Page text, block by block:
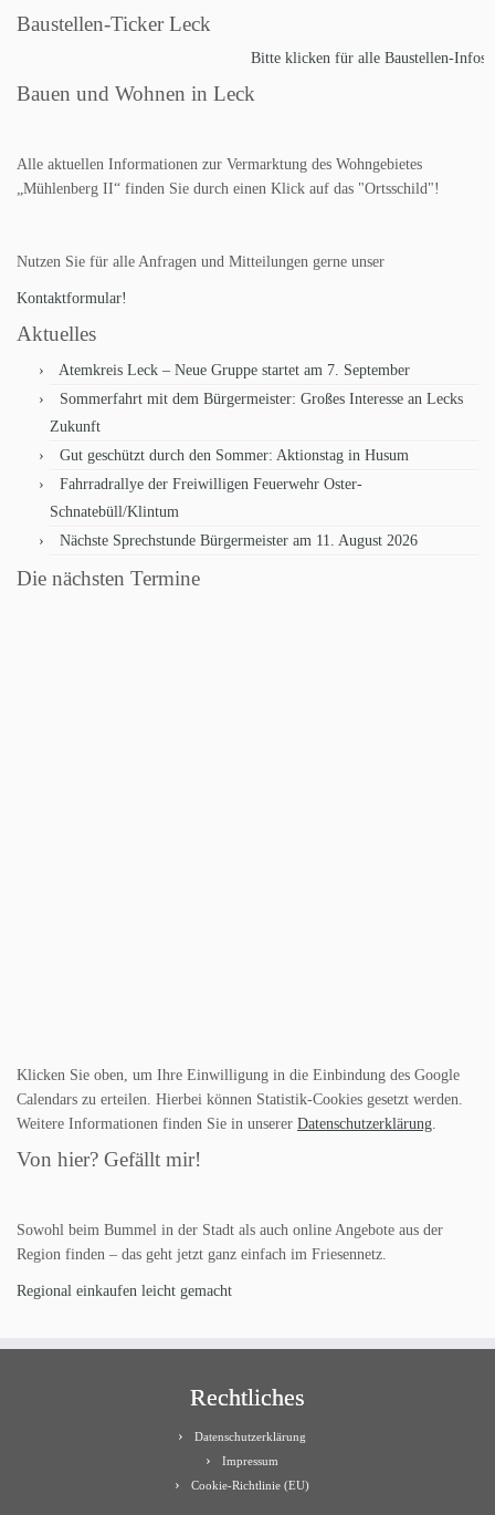
Baustellen-Ticker Leck
Bitte klicken für alle Baustellen-Infos!
Bauen und Wohnen in Leck
Alle aktuellen Informationen zur Vermarktung des Wohngebietes
„Mühlenberg II“ finden Sie durch einen Klick auf das "Ortsschild"!
Nutzen Sie für alle Anfragen und Mitteilungen gerne unser
Kontaktformular!
Aktuelles
Atemkreis Leck – Neue Gruppe startet am 7. September
Sommerfahrt mit dem Bürgermeister: Großes Interesse an Lecks
Zukunft
Gut geschützt durch den Sommer: Aktionstag in Husum
Fahrradrallye der Freiwilligen Feuerwehr Oster-
Schnatebüll/Klintum
Nächste Sprechstunde Bürgermeister am 11. August 2026
Die nächsten Termine
Klicken Sie oben, um Ihre Einwilligung in die Einbindung des Google
Calendars zu erteilen. Hierbei können Statistik-Cookies gesetzt werden.
Weitere Informationen finden Sie in unserer Datenschutzerklärung.
Von hier? Gefällt mir!
Sowohl beim Bummel in der Stadt als auch online Angebote aus der
Region finden – das geht jetzt ganz einfach im Friesennetz.
Regional einkaufen leicht gemacht
Rechtliches
Datenschutzerklärung
Impressum
Cookie-Richtlinie (EU)